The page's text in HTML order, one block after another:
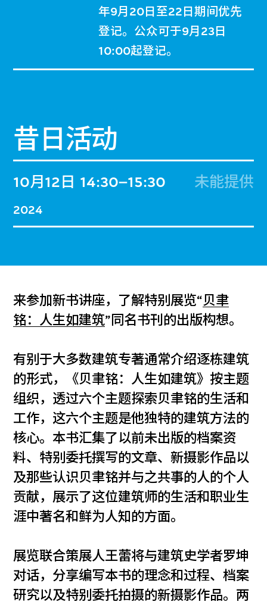
年9月20日至22日期间优先
登记。公众可于9月23日
10:00起登记。
昔日活动
10月12日
2024
14:30–15:30 未能提供
来参加新书讲座，了解特别展览“贝聿
铭：人生如建筑”同名书刊的出版构想。
有别于大多数建筑专著通常介绍逐栋建筑
的形式，《贝聿铭：人生如建筑》按主题
组织，透过六个主题探索贝聿铭的生活和
工作，这六个主题是他独特的建筑方法的
核心。本书汇集了以前未出版的档案资
料、特别委托撰写的文章、新摄影作品以
及那些认识贝聿铭并与之共事的人的个人
贡献，展示了这位建筑师的生活和职业生
涯中著名和鲜为人知的方面。
展览联合策展人王蕾将与建筑史学者罗坤
对话，分享编写本书的理念和过程、档案
研究以及特别委托拍摄的新摄影作品。两